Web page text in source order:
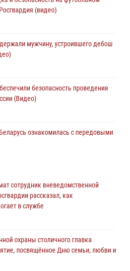
(видео)
мужчину, устроившего дебош
безопасность проведения
(Видео)
ознакомилась с передовыми
прямого эфира на «Радио Москвы»
подозреваемого в нападении
сотрудник вневедомственной
рассказал, как
в службе
охраны столичного главка
посвящённое Дню семьи, любви и